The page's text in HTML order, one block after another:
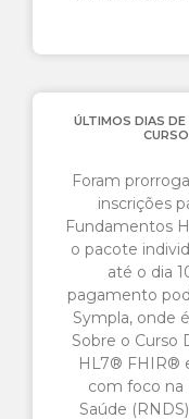
ÚLTIMOS DIAS
Foram
inscrições
Fundamentos
o pacote
até o dia
pagamento
Sympla, onde
Sobre o Curso
HL7® FHIR®
com foco na
Saúde